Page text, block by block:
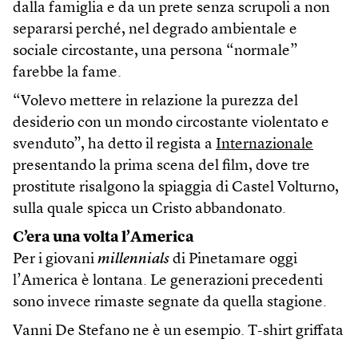
dalla famiglia e da un prete senza scrupoli a non
separarsi perché, nel degrado ambientale e
sociale circostante, una persona “normale”
farebbe la fame.
“Volevo mettere in relazione la purezza del
desiderio con un mondo circostante violentato e
svenduto”, ha detto il regista a Internazionale
presentando la prima scena del film, dove tre
prostitute risalgono la spiaggia di Castel Volturno,
sulla quale spicca un Cristo abbandonato.
C’era una volta l’America
Per i giovani millennials di Pinetamare oggi
l’America è lontana. Le generazioni precedenti
sono invece rimaste segnate da quella stagione.
Vanni De Stefano ne è un esempio. T-shirt griffata